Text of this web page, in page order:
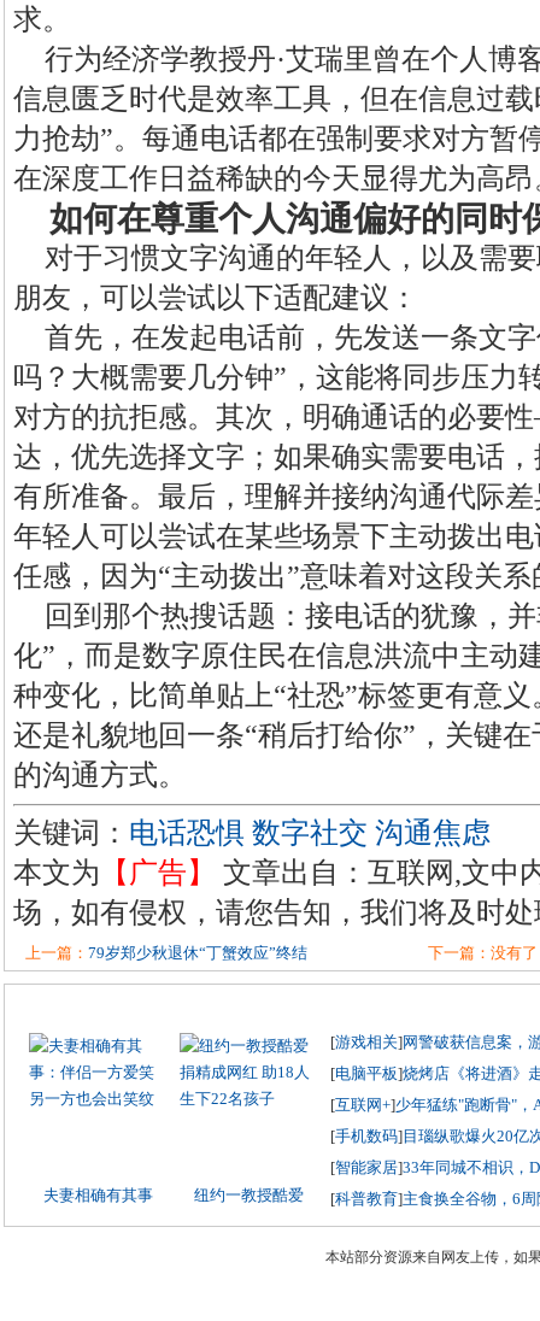
求。
行为经济学教授丹·艾瑞里曾在个人博
信息匮乏时代是效率工具，但在信息过
力抢劫”。每通电话都在强制要求对方暂
在深度工作日益稀缺的今天显得尤为高昂
如何在尊重个人沟通偏好的同时
对于习惯文字沟通的年轻人，以及需
朋友，可以尝试以下适配建议：
首先，在发起电话前，先发送一条文
吗？大概需要几分钟”，这能将同步压力
对方的抗拒感。其次，明确通话的必要
达，优先选择文字；如果确实需要电话
有所准备。最后，理解并接纳沟通代际
年轻人可以尝试在某些场景下主动拨出
任感，因为“主动拨出”意味着对这段关
回到那个热搜话题：接电话的犹豫，
化”，而是数字原住民在信息洪流中主动
种变化，比简单贴上“社恐”标签更有意
还是礼貌地回一条“稍后打给你”，关键
的沟通方式。
关键词： 电话恐惧 数字社交 沟通焦虑
本文为 【广告】
文章出自：互联网,文中
场，如有侵权，请您告知，我们将及时
上一篇： 79岁郑少秋退休“丁蟹效应”终结 下一篇：没有
夫妻相确有其事 纽约一教授酷爱
[游戏相关]网警破获信息案，
[电脑平板]烧烤店《将进酒》
[互联网+]少年猛练"跑断骨"，
[手机数码]目瑙纵歌爆火20亿
[智能家居]33年同城不相识，
[科普教育]主食换全谷物，6
本站部分资源来自网友上传，如